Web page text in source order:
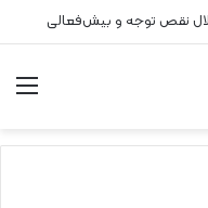
نقص توجه و بیش‌فعالی